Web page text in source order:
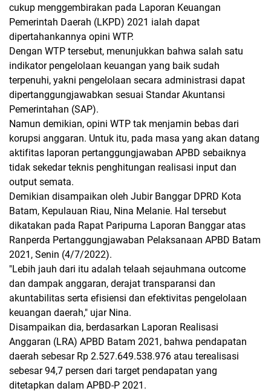
cukup menggembirakan pada Laporan Keuangan
Pemerintah Daerah (LKPD) 2021 ialah dapat
dipertahankannya opini WTP.
Dengan WTP tersebut, menunjukkan bahwa salah satu
indikator pengelolaan keuangan yang baik sudah
terpenuhi, yakni pengelolaan secara administrasi dapat
dipertanggungjawabkan sesuai Standar Akuntansi
Pemerintahan (SAP).
Namun demikian, opini WTP tak menjamin bebas dari
korupsi anggaran. Untuk itu, pada masa yang akan datang
aktifitas laporan pertanggungjawaban APBD sebaiknya
tidak sekedar teknis penghitungan realisasi input dan
output semata.
Demikian disampaikan oleh Jubir Banggar DPRD Kota
Batam, Kepulauan Riau, Nina Melanie. Hal tersebut
dikatakan pada Rapat Paripurna Laporan Banggar atas
Ranperda Pertanggungjawaban Pelaksanaan APBD Batam
2021, Senin (4/7/2022).
"Lebih jauh dari itu adalah telaah sejauhmana outcome
dan dampak anggaran, derajat transparansi dan
akuntabilitas serta efisiensi dan efektivitas pengelolaan
keuangan daerah," ujar Nina.
Disampaikan dia, berdasarkan Laporan Realisasi
Anggaran (LRA) APBD Batam 2021, bahwa pendapatan
daerah sebesar Rp 2.527.649.538.976 atau terealisasi
sebesar 94,7 persen dari target pendapatan yang
ditetapkan dalam APBD-P 2021.